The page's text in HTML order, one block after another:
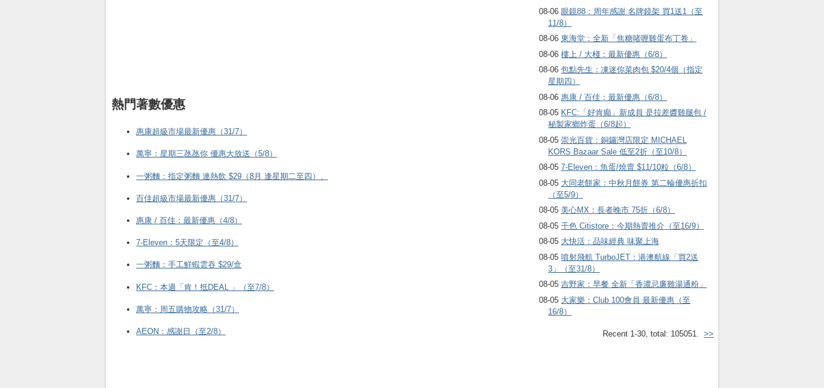
08-06 眼鏡88：周年感謝 名牌鏡架 買1送1（至
11/8）
08-06 東海堂：全新「焦糖啫喱雞蛋布丁卷」
08-06 樓上 / 大棧：最新優惠（6/8）
08-06 包點先生：凍迷你菜肉包 $20/4個（指定
星期四）
08-06 惠康 / 百佳：最新優惠（6/8）
08-05 KFC:「好肯癲」新成員 是拉差醬雞腿包 /
秘製家鄉炸蛋（6/8起）
08-05 崇光百貨：銅鑼灣店限定 MICHAEL
KORS Bazaar Sale 低至2折（至10/8）
08-05 7-Eleven：魚蛋/燒賣 $11/10粒（6/8）
08-05 大同老餅家：中秋月餅券 第二輪優惠折扣
（至5/9）
08-05 美心MX：長者晚市 75折（6/8）
08-05 千色 Citistore：今期熱賣推介（至16/9）
08-05 大快活：品味經典 味聚上海
08-05 噴射飛航 TurboJET：港澳航線「買2送
3」（至31/8）
08-05 吉野家：早餐 全新「香濃忌廉雞湯通粉」
08-05 大家樂：Club 100會員 最新優惠（至
16/8）
Recent 1-30, total: 105051. >>
熱門著數優惠
惠康超級市場最新優惠（31/7）
萬寧：星期三氹氹你 優惠大放送（5/8）
一粥麵：指定粥麵 連熱飲 $29（8月 逢星期二至四）、
百佳超級市場最新優惠（31/7）
惠康 / 百佳：最新優惠（4/8）
7-Eleven：5天限定（至4/8）
一粥麵：手工鮮蝦雲吞 $29/盒
KFC ：本週「肯！抵DEAL 」（至7/8）
萬寧：周五購物攻略（31/7）
AEON：感謝日（至2/8）